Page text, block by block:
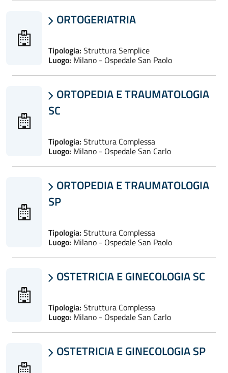
 ORTOGERIATRIA
Tipologia: Struttura Semplice
Luogo: Milano - Ospedale San Paolo
 ORTOPEDIA E TRAUMATOLOGIA
SC
Tipologia: Struttura Complessa
Luogo: Milano - Ospedale San Carlo
 ORTOPEDIA E TRAUMATOLOGIA
SP
Tipologia: Struttura Complessa
Luogo: Milano - Ospedale San Paolo
 OSTETRICIA E GINECOLOGIA SC
Tipologia: Struttura Complessa
Luogo: Milano - Ospedale San Carlo
 OSTETRICIA E GINECOLOGIA SP